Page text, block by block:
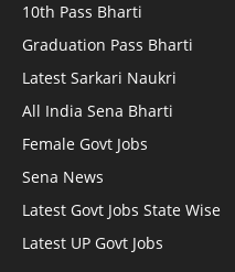
10th Pass Bharti
Graduation Pass Bharti
Latest Sarkari Naukri
All India Sena Bharti
Female Govt Jobs
Sena News
Latest Govt Jobs State Wise
Latest UP Govt Jobs